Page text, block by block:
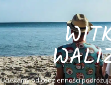
Uciekamy od codzienności